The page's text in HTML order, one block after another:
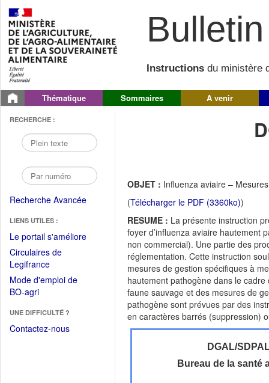
Instructions du ministère
Thématique Sommaires A venir
RECHERCHE :
Recherche Avancée
LIENS UTILES :
Le portail s'améliore(Fichier
Circulaires de
Legifrance(Ouvrir
dans
une
fenêtre)
Mode d'emploi de
BO-agri(Ouvrir
une
nouvelle
UNE DIFFICULTÉ ?
Contactez-nous
OBJET : Influenza aviaire –
(Télécharger le PDF (3360ko))
RESUME : La présente instruction
foyer d’influenza aviaire hautement
non commercial). Une partie des
réglementation. Cette instruction
mesures de gestion spécifiques à
hautement pathogène dans le
faune sauvage et des mesures de
pathogène sont prévues par des
en caractères barrés (suppression)
DGAL/
Bureau de la santé